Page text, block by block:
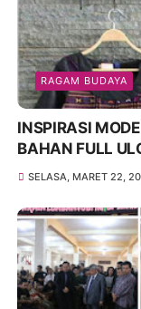
RAGAM BUDAYA
INSPIRASI
BAHAN FULL
SELASA, MARET 22,